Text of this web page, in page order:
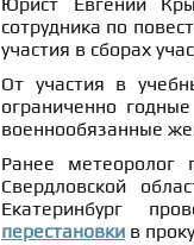
сотрудника по
участия в сборах
От участия в
ограниченно
военнообязанные
Ранее метеоролог
Свердловской
Екатеринбург
перестановки в